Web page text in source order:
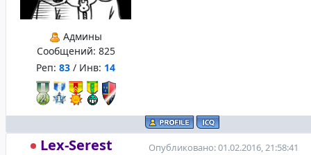
Админы
Сообщений: 825
Реп: 83 / Инв: 14
Lex-Serest Опубликовано: 01.02.2016, 21:58:41